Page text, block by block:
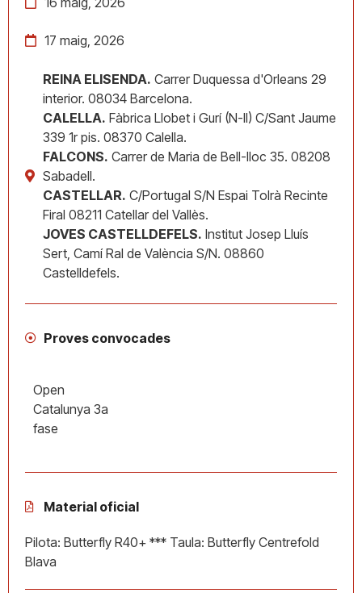
17 maig, 2026
REINA ELISENDA. Carrer Duquessa d'Orleans 29
interior. 08034 Barcelona.
CALELLA. Fàbrica Llobet i Gurí (N-II) C/Sant Jaume
339 1r pis. 08370 Calella.
FALCONS. Carrer de Maria de Bell-lloc 35. 08208
Sabadell.
CASTELLAR. C/Portugal S/N Espai Tolrà Recinte
Firal 08211 Catellar del Vallès.
JOVES CASTELLDEFELS. Institut Josep Lluís
Sert, Camí Ral de València S/N. 08860
Castelldefels.
Proves convocades
Open
Catalunya 3a
fase
Material oficial
Pilota: Butterfly R40+ *** Taula: Butterfly Centrefold
Blava